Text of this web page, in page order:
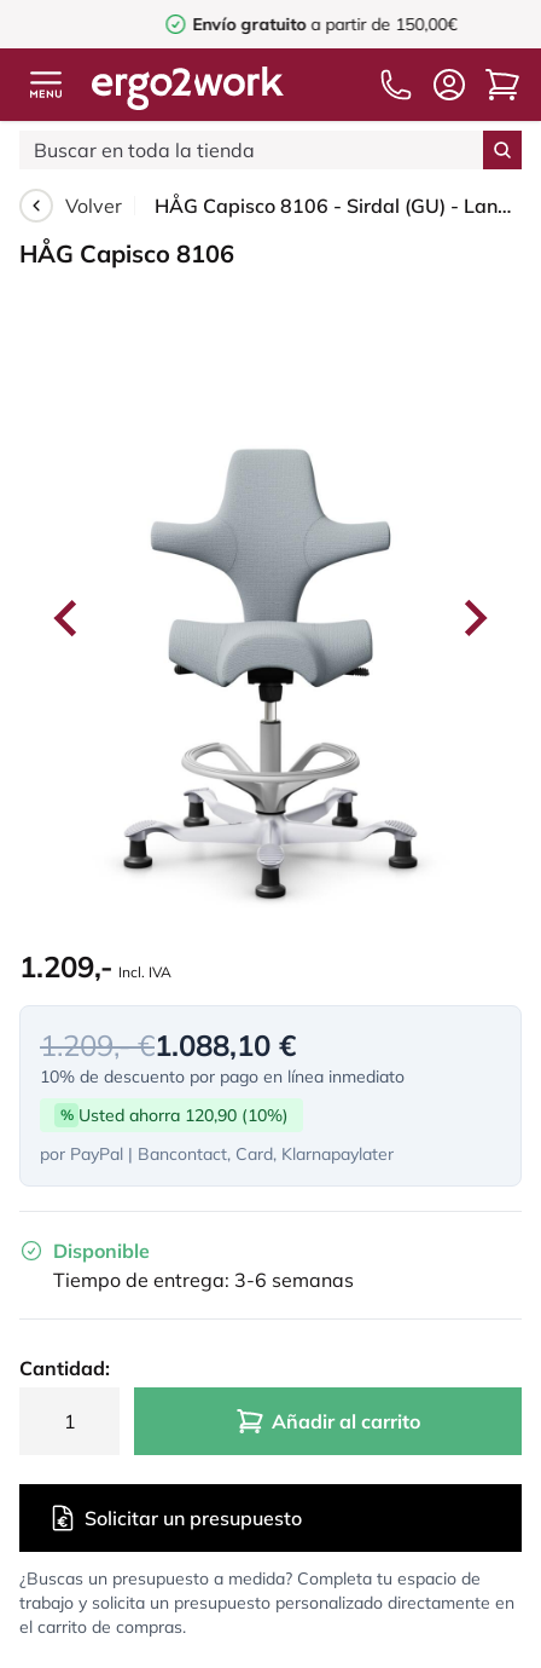
Envío gratuitoa partir de 150,00€
Volver HÅG Capisco 8106 - Sirdal (GU) - Lana - SRD120 Light grey - Silver - 200 mm (seat height 46-64cm) - Glides
HÅG Capisco 8106
1.209,- Incl. IVA
1.209,- €1.088,10 €
10% de descuento por pago en línea inmediato
% Usted ahorra 120,90 (10%)
por PayPal | Bancontact, Card, Klarnapaylater
Disponible
Tiempo de entrega: 3-6 semanas
Cantidad:
Añadir al carrito
¿Buscas un presupuesto a medida? Completa tu espacio de
trabajo y solicita un presupuesto personalizado directamente en
el carrito de compras.
Solicitar un presupuesto